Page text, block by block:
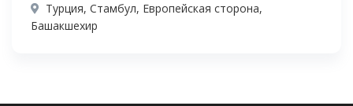
Турция, Стамбул, Европейская сторона,
Башакшехир